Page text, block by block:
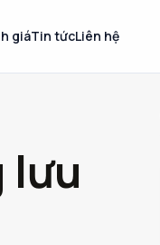
giáTin tứcLiên hệ
lưu